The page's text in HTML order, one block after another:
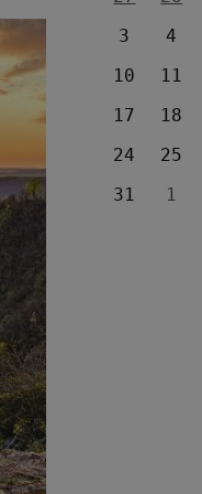
3
4
10
11
17
18
24
25
31
1